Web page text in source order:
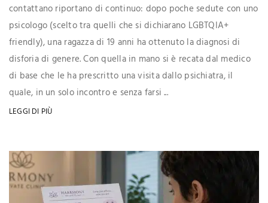
contattano riportano di continuo: dopo poche sedute con uno
psicologo (scelto tra quelli che si dichiarano LGBTQIA+
friendly), una ragazza di 19 anni ha ottenuto la diagnosi di
disforia di genere. Con quella in mano si è recata dal medico
di base che le ha prescritto una visita dallo psichiatra, il
quale, in un solo incontro e senza farsi ...
LEGGI DI PIÙ